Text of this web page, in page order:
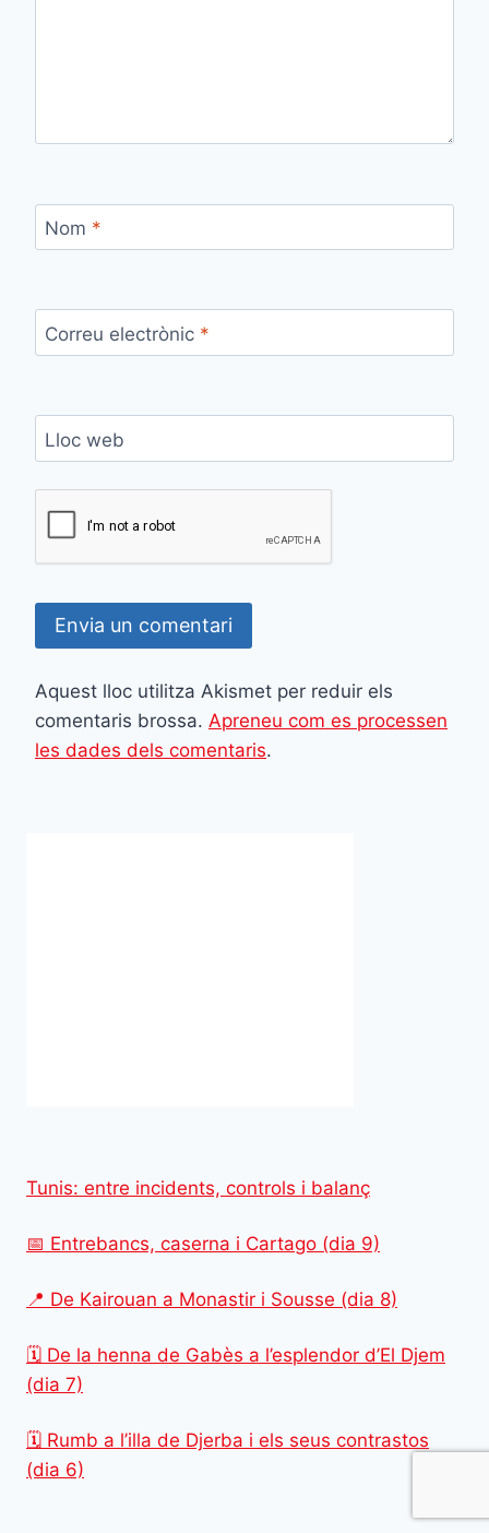
Nom *
Correu electrònic *
Lloc web
Aquest lloc utilitza Akismet per reduir els
comentaris brossa. Apreneu com es processen
les dades dels comentaris.
Tunis: entre incidents, controls i balanç
📅 Entrebancs, caserna i Cartago (dia 9)
📍 De Kairouan a Monastir i Sousse (dia 8)
🗓️ De la henna de Gabès a l’esplendor d’El Djem
(dia 7)
🗓️ Rumb a l’illa de Djerba i els seus contrastos
(dia 6)